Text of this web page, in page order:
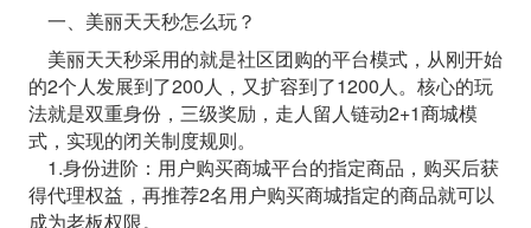
一、美丽天天秒怎么玩？
美丽天天秒采用的就是社区团购的平台模式，从刚开始
的2个人发展到了200人，又扩容到了1200人。核心的玩
法就是双重身份，三级奖励，走人留人链动2+1商城模
式，实现的闭关制度规则。
1.身份进阶：用户购买商城平台的指定商品，购买后获
得代理权益，再推荐2名用户购买商城指定的商品就可以
成为老板权限。